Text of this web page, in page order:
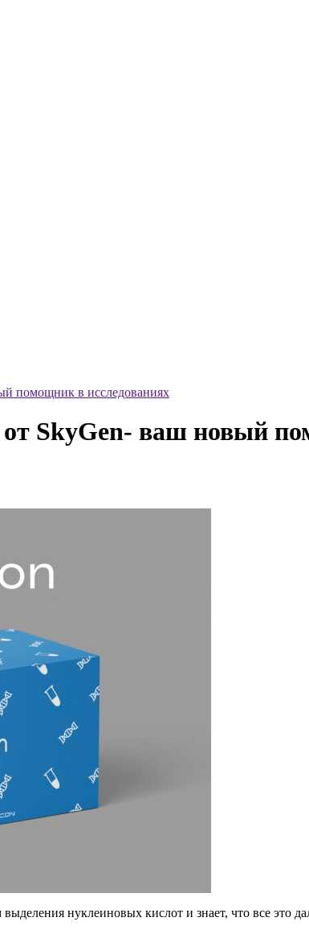
помощник в исследованиях
SkyGen- ваш новый
нуклеиновых кислот и знает, что все это